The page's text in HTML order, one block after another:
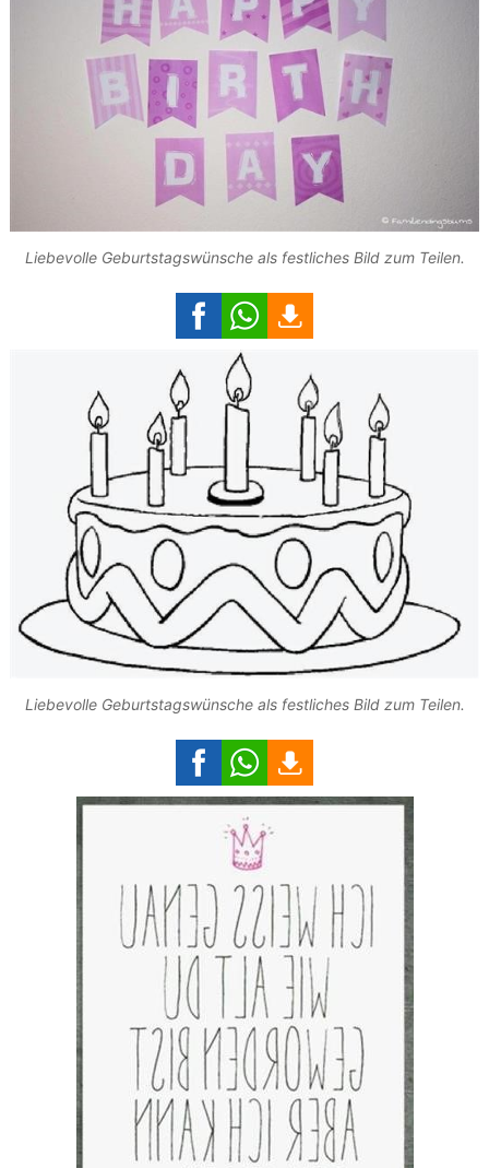
Liebevolle Geburtstagswünsche als festliches Bild zum Teilen.
Liebevolle Geburtstagswünsche als festliches Bild zum Teilen.